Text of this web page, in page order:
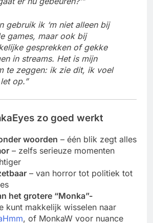
gebruik ik ‘m niet alleen bij
games, maar ook bij
gesprekken of gekke
in streams. Het is mijn
te zeggen: ik zie dit, ik voel
op.”
zo goed werkt
woorden – één blik zegt alles
– zelfs serieuze momenten
– van horror tot politiek tot
het grotere “Monka”-
kunt makkelijk wisselen naar
, of MonkaW voor nuance